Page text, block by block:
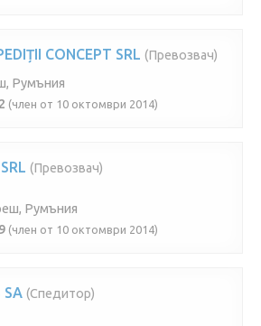
CONCEPT SRL (Превозвач)
Румъния
(член от 10 октомври 2014)
(Превозвач)
Румъния
(член от 10 октомври 2014)
SA (Спедитор)